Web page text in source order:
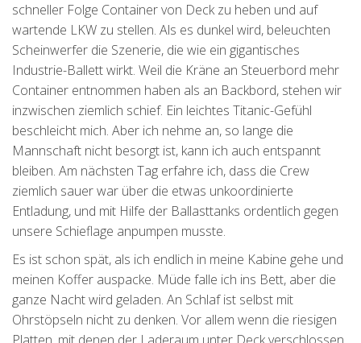
schneller Folge Container von Deck zu heben und auf
wartende LKW zu stellen. Als es dunkel wird, beleuchten
Scheinwerfer die Szenerie, die wie ein gigantisches
Industrie-Ballett wirkt. Weil die Kräne an Steuerbord mehr
Container entnommen haben als an Backbord, stehen wir
inzwischen ziemlich schief. Ein leichtes Titanic-Gefühl
beschleicht mich. Aber ich nehme an, so lange die
Mannschaft nicht besorgt ist, kann ich auch entspannt
bleiben. Am nächsten Tag erfahre ich, dass die Crew
ziemlich sauer war über die etwas unkoordinierte
Entladung, und mit Hilfe der Ballasttanks ordentlich gegen
unsere Schieflage anpumpen musste.
Es ist schon spät, als ich endlich in meine Kabine gehe und
meinen Koffer auspacke. Müde falle ich ins Bett, aber die
ganze Nacht wird geladen. An Schlaf ist selbst mit
Ohrstöpseln nicht zu denken. Vor allem wenn die riesigen